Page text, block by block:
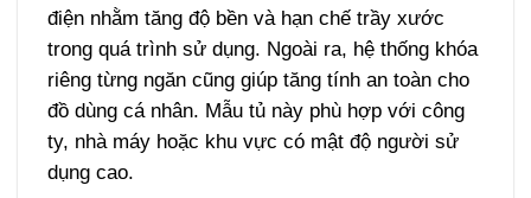
điện nhằm tăng độ bền và hạn chế trầy xước
trong quá trình sử dụng. Ngoài ra, hệ thống khóa
riêng từng ngăn cũng giúp tăng tính an toàn cho
đồ dùng cá nhân. Mẫu tủ này phù hợp với công
ty, nhà máy hoặc khu vực có mật độ người sử
dụng cao.